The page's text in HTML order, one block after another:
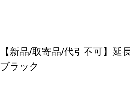
【新品/取寄品/代引不可】延
ブラック